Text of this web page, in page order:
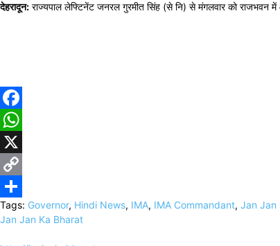
देहरादून: राज्यपाल लेफ्टिनेंट जनरल गुरमीत सिंह (से नि) से मंगलवार को
Facebook
WhatsApp
X
Copy
Link
Share
Tags: Governor, Hindi News, IMA, IMA Commandant, Jan Jan
Jan Jan Ka Bharat